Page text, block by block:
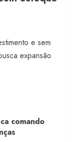
e sem
expansão
comando